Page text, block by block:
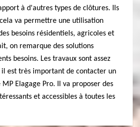
à d'autres types de clôtures. Ils
va permettre une utilisation
besoins résidentiels, agricoles et
on remarque des solutions
besoins. Les travaux sont assez
est très important de contacter un
Elagage Pro. Il va proposer des
et accessibles à toutes les